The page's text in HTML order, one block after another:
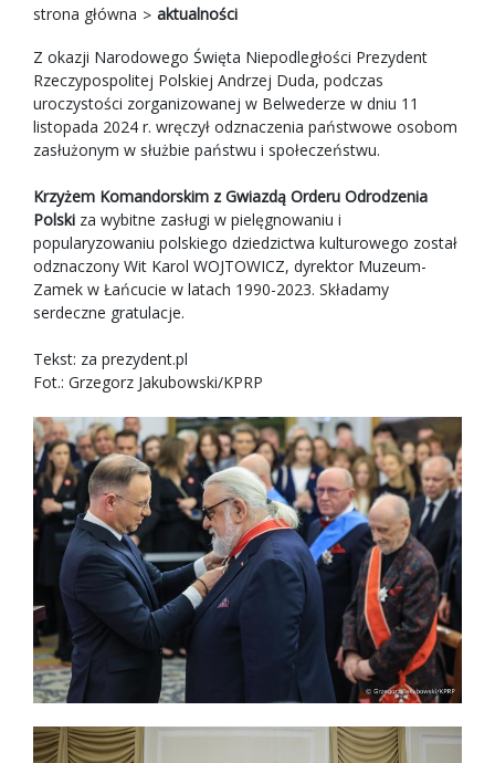
strona główna aktualności
Z okazji Narodowego Święta Niepodległości Prezydent
Rzeczypospolitej Polskiej Andrzej Duda, podczas
uroczystości zorganizowanej w Belwederze w dniu 11
listopada 2024 r. wręczył odznaczenia państwowe osobom
zasłużonym w służbie państwu i społeczeństwu.
Krzyżem Komandorskim z Gwiazdą Orderu Odrodzenia
Polski za wybitne zasługi w pielęgnowaniu i
popularyzowaniu polskiego dziedzictwa kulturowego został
odznaczony Wit Karol WOJTOWICZ, dyrektor Muzeum-
Zamek w Łańcucie w latach 1990-2023. Składamy
serdeczne gratulacje.
Tekst: za prezydent.pl
Fot.: Grzegorz Jakubowski/KPRP